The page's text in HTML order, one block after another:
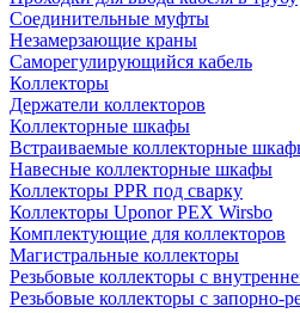
Соединительные муфты
Незамерзающие краны
Саморегулирующийся кабель
Коллекторы
Держатели коллекторов
Коллекторные шкафы
Встраиваемые коллекторные
Навесные коллекторные шкафы
Коллекторы PPR под сварку
Коллекторы Uponor PEX Wirsbo
Комплектующие для коллекторов
Магистральные коллекторы
Резьбовые коллекторы с
Резьбовые коллекторы с запорно-